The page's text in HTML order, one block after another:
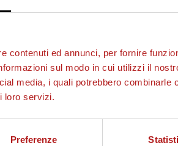
contenuti ed annunci, per fornire
sul modo in cui utilizzi il
media, i quali potrebbero combinarle
loro servizi.
Preferenze